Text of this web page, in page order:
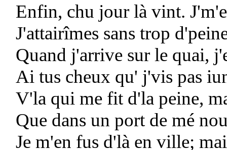
Enfin, chu jour là vint.
J'attairîmes sans trop
Quand j'arrive sur le quai,
Ai tus cheux qu' j'vis pas
V'la qui me fit d'la peine,
Que dans un port de mé
Je m'en fus d'là en ville;